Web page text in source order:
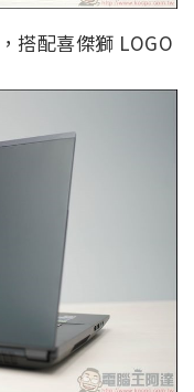
搭配喜傑獅 LOGO